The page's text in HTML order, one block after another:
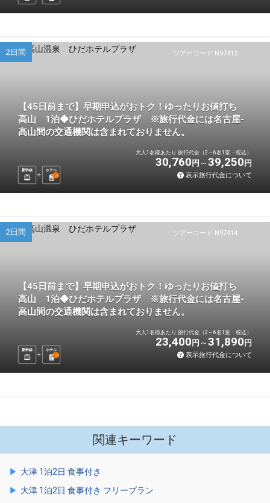
ツアーコード N97413
2日間
【45日前まで】早期申込がおトク！ゆったりお値打ち
高山 1泊◆ひだホテルプラザ ※旅行代金には名古屋-
高山間の交通機関は含まれておりません。
新幹線
ホテル
1 泊
大人1名様あたり 旅行代金（2～6名1室・税込）
30,760 円 39,250 円
表示旅行代金について
ツアーコード N97414
2日間
【45日前まで】早期申込がおトク！ゆったりお値打ち
高山 1泊◆ひだホテルプラザ ※旅行代金には名古屋-
高山間の交通機関は含まれておりません。
新幹線
ホテル
1 泊
大人1名様あたり 旅行代金（2～6名1室・税込）
23,400 円 31,890 円
表示旅行代金について
関連キーワード
大津 1泊2日 食事付き
大津 1泊2日 食事付き フリープラン